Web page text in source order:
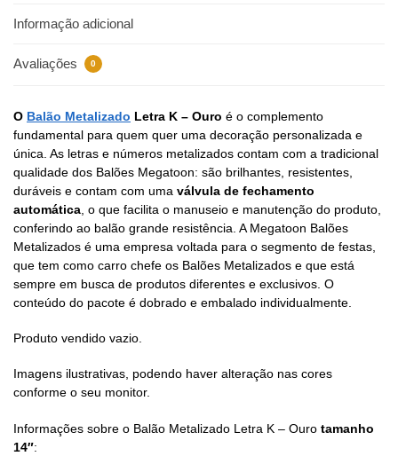
Informação adicional
Avaliações 0
O Balão Metalizado Letra K – Ouro é o complemento
fundamental para quem quer uma decoração personalizada e
única. As letras e números metalizados contam com a tradicional
qualidade dos Balões Megatoon: são brilhantes, resistentes,
duráveis e contam com uma válvula de fechamento
automática , o que facilita o manuseio e manutenção do produto,
conferindo ao balão grande resistência. A Megatoon Balões
Metalizados é uma empresa voltada para o segmento de festas,
que tem como carro chefe os Balões Metalizados e que está
sempre em busca de produtos diferentes e exclusivos. O
conteúdo do pacote é dobrado e embalado individualmente.
Produto vendido vazio.
Imagens ilustrativas, podendo haver alteração nas cores
conforme o seu monitor.
Informações sobre o Balão Metalizado Letra K – Ouro tamanho
14″: